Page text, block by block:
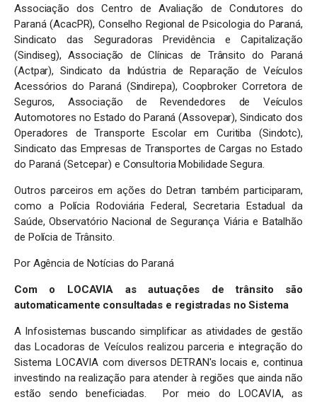
Associação dos Centro de Avaliação de Condutores do
Paraná (AcacPR), Conselho Regional de Psicologia do Paraná,
Sindicato das Seguradoras Previdência e Capitalização
(Sindiseg), Associação de Clínicas de Trânsito do Paraná
(Actpar), Sindicato da Indústria de Reparação de Veículos
Acessórios do Paraná (Sindirepa), Coopbroker Corretora de
Seguros, Associação de Revendedores de Veículos
Automotores no Estado do Paraná (Assovepar), Sindicato dos
Operadores de Transporte Escolar em Curitiba (Sindotc),
Sindicato das Empresas de Transportes de Cargas no Estado
do Paraná (Setcepar) e Consultoria Mobilidade Segura.
Outros parceiros em ações do Detran também participaram,
como a Polícia Rodoviária Federal, Secretaria Estadual da
Saúde, Observatório Nacional de Segurança Viária e Batalhão
de Polícia de Trânsito.
Por Agência de Notícias do Paraná
Com o LOCAVIA as autuações de trânsito são
automaticamente consultadas e registradas no Sistema
A Infosistemas buscando simplificar as atividades de gestão
das Locadoras de Veículos realizou parceria e integração do
Sistema LOCAVIA com diversos DETRAN's locais e, continua
investindo na realização para atender à regiões que ainda não
estão sendo beneficiadas. Por meio do LOCAVIA, as